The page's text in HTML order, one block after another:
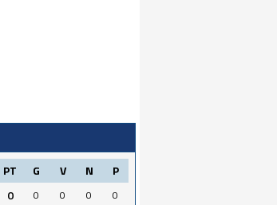
PT G V N P
0 0 0 0
0